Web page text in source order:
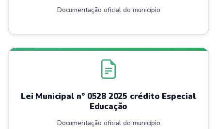
Documentação oficial do município
Lei Municipal n° 0528 2025 crédito Especial
Educação
Documentação oficial do município